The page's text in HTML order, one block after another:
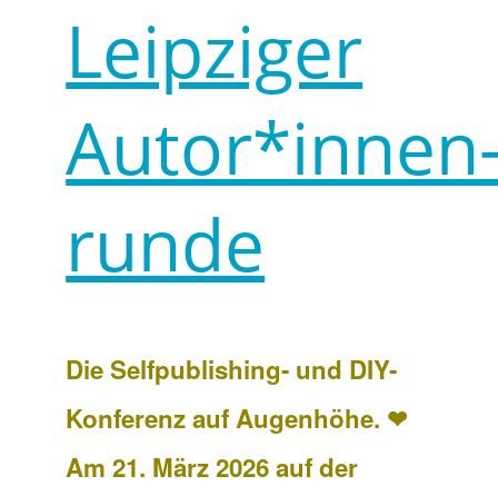
Leipziger
runde
Die Selfpublishing- und DIY-
Konferenz auf Augenhöhe. ❤
Am 21. März 2026 auf der